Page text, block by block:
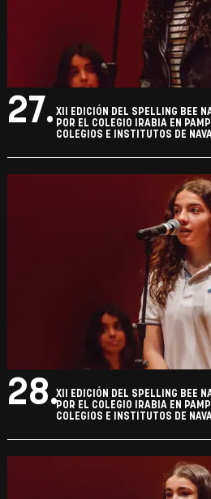
27. XII EDICIÓN DEL SPELLING BEE
POR EL COLEGIO IRABIA EN
COLEGIOS E INSTITUTOS DE
28.XII EDICIÓN DEL SPELLING BEE
POR EL COLEGIO IRABIA EN
COLEGIOS E INSTITUTOS DE